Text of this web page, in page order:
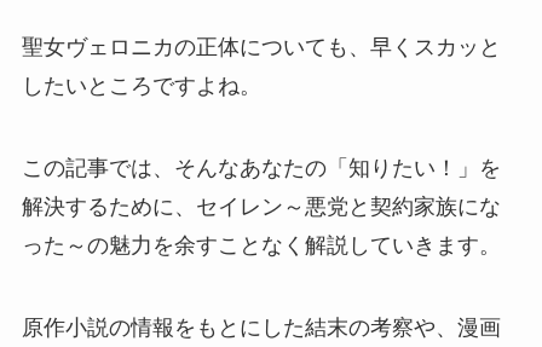
聖女ヴェロニカの正体についても、早くスカッと
したいところですよね。
この記事では、そんなあなたの「知りたい！」を
解決するために、セイレン～悪党と契約家族にな
った～の魅力を余すことなく解説していきます。
原作小説の情報をもとにした結末の考察や、漫画